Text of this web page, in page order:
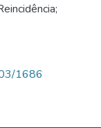
1686